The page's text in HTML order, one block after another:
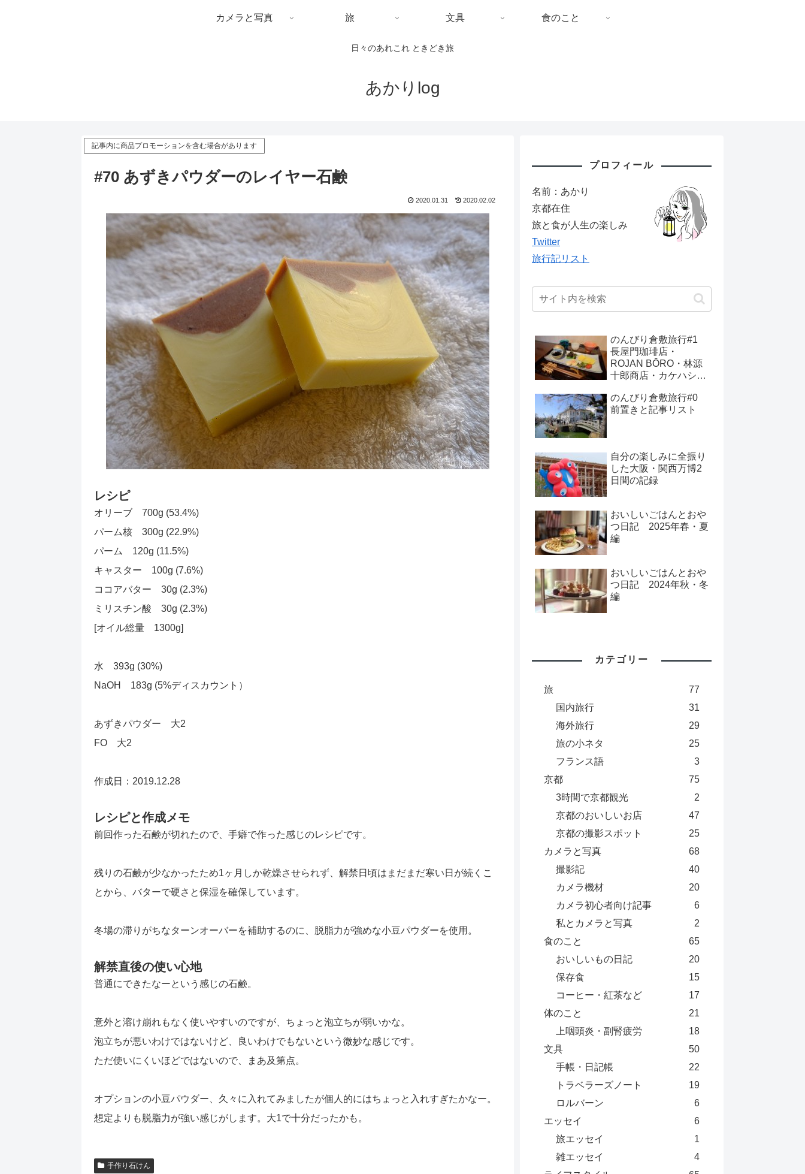
日々のあれこれ ときどき旅
あかりlog
カメラと写真 旅 文具 食のこと
記事内に商品プロモーションを含む場合があります
#70 あずきパウダーのレイヤー石鹸
2020.01.31 2020.02.02
レシピ
オリーブ 700g (53.4%)
パーム核 300g (22.9%)
パーム 120g (11.5%)
キャスター 100g (7.6%)
ココアバター 30g (2.3%)
ミリスチン酸 30g (2.3%)
[オイル総量 1300g]
水 393g (30%)
NaOH 183g (5%ディスカウント）
あずきパウダー 大2
FO 大2
作成日：2019.12.28
レシピと作成メモ
前回作った石鹸が切れたので、手癖で作った感じのレシピです。
残りの石鹸が少なかったため1ヶ月しか乾燥させられず、解禁日頃はまだまだ寒い日が続くこ
とから、バターで硬さと保湿を確保しています。
冬場の滞りがちなターンオーバーを補助するのに、脱脂力が強めな小豆パウダーを使用。
解禁直後の使い心地
普通にできたなーという感じの石鹸。
意外と溶け崩れもなく使いやすいのですが、ちょっと泡立ちが弱いかな。
泡立ちが悪いわけではないけど、良いわけでもないという微妙な感じです。
ただ使いにくいほどではないので、まあ及第点。
オプションの小豆パウダー、久々に入れてみましたが個人的にはちょっと入れすぎたかなー。
想定よりも脱脂力が強い感じがします。大1で十分だったかも。
手作り石けん
プロフィール
名前：あかり
京都在住
旅と食が人生の楽しみ
Twitter
旅行記リスト
のんびり倉敷旅行#1
長屋門珈琲店・
ROJAN BŌRO・林源
十郎商店・カケハシ・
のんびり倉敷旅行#0
前置きと記事リスト
自分の楽しみに全振り
した大阪・関西万博2
日間の記録
おいしいごはんとおや
つ日記 2025年春・夏
編
おいしいごはんとおや
つ日記 2024年秋・冬
編
カテゴリー
旅
77
国内旅行
31
海外旅行
29
旅の小ネタ
25
フランス語
3
京都
75
3時間で京都観光
2
京都のおいしいお店
47
京都の撮影スポット
25
カメラと写真
68
撮影記
40
カメラ機材
20
カメラ初心者向け記事
6
私とカメラと写真
2
食のこと
65
おいしいもの日記
20
保存食
15
コーヒー・紅茶など
17
体のこと
21
上咽頭炎・副腎疲労
18
文具
50
手帳・日記帳
22
トラベラーズノート
19
ロルバーン
6
エッセイ
6
旅エッセイ
1
雑エッセイ
4